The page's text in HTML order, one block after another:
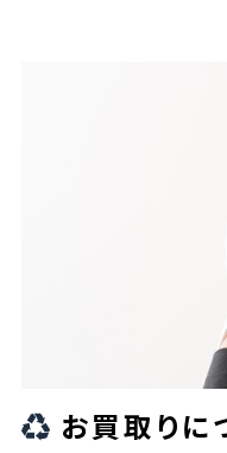
お買取りに